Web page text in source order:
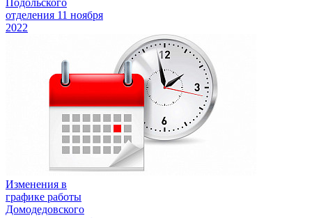
отделения 11 ноября
2022
Изменения в
графике работы
Домодедовского